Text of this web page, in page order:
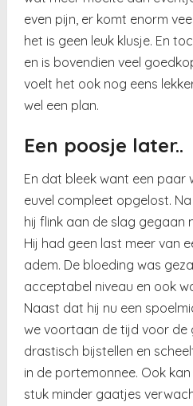
even pijn, er komt enorm
het is geen leuk klusje. En
en is bovendien veel
voelt het ook nog eens
wel een plan.
Een poosje later..
En dat bleek want een paar
euvel compleet opgelost.
hij flink aan de slag gegaan
Hij had geen last meer van
adem. De bloeding was
acceptabel niveau en ook
Naast dat hij nu een
we voortaan de tijd voor de
drastisch bijstellen en
in de portemonnee. Ook
stuk minder gaatjes